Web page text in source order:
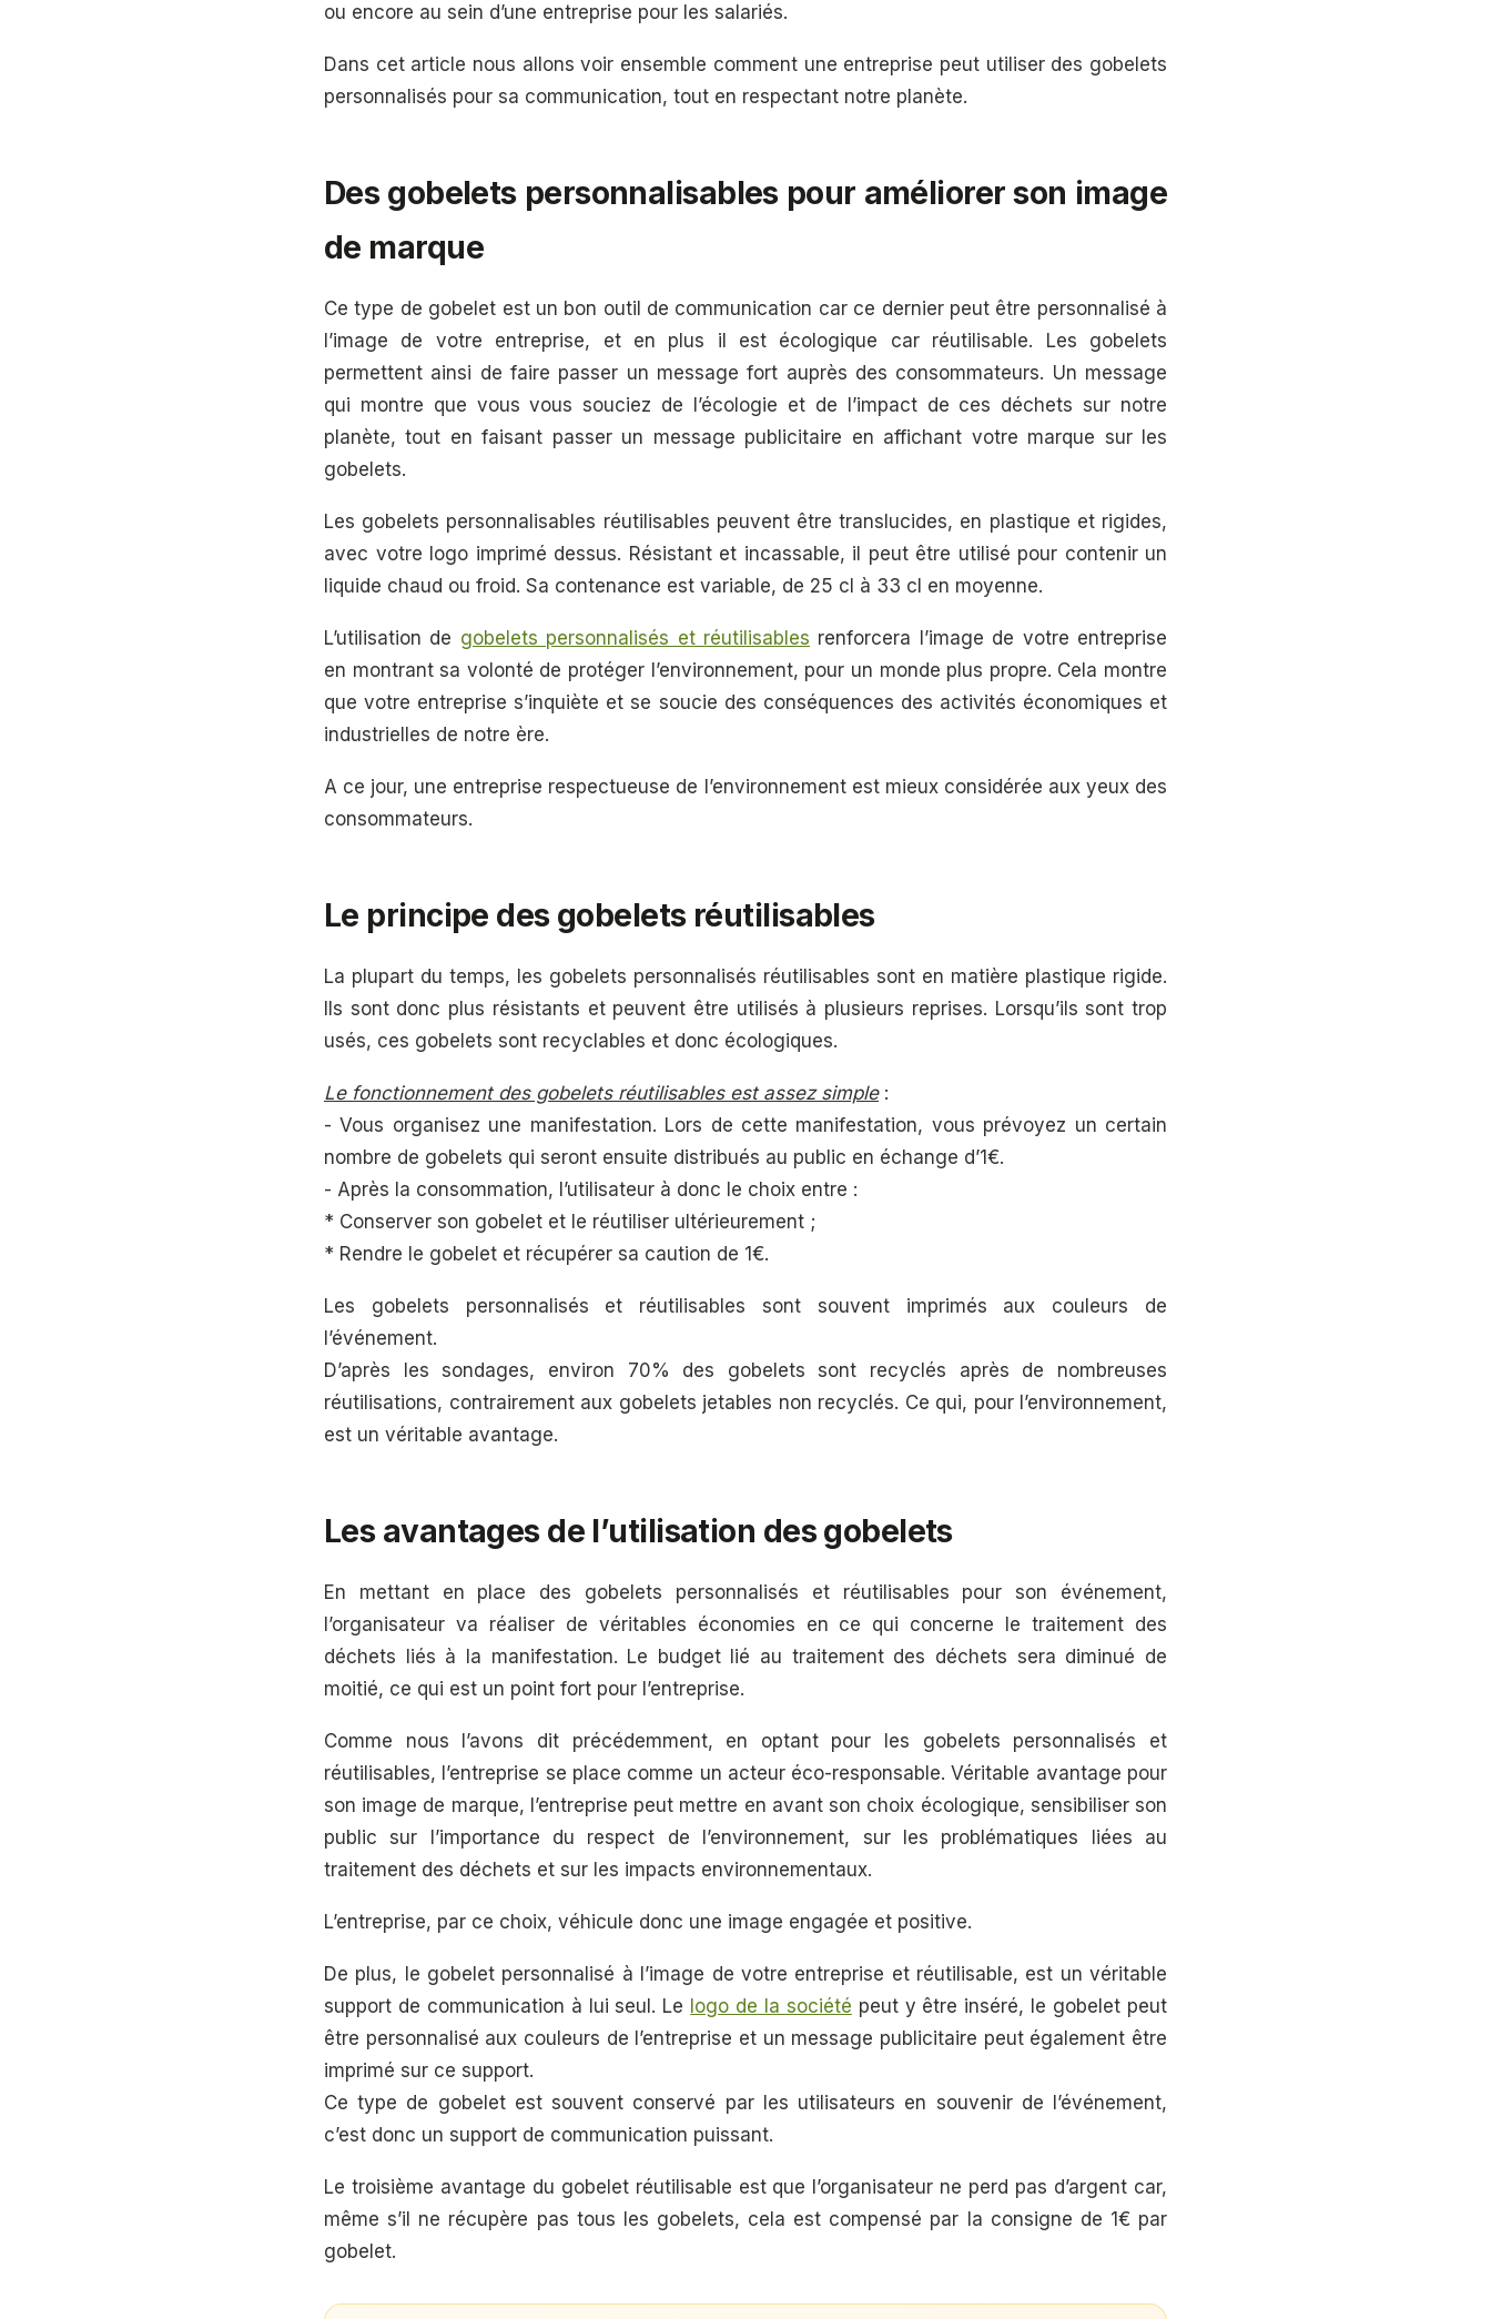
ou encore au sein d’une entreprise pour les salariés.
Dans cet article nous allons voir ensemble comment une entreprise peut utiliser des gobelets
personnalisés pour sa communication, tout en respectant notre planète.
Des gobelets personnalisables pour améliorer son image
de marque
Ce type de gobelet est un bon outil de communication car ce dernier peut être personnalisé à
l’image de votre entreprise, et en plus il est écologique car réutilisable. Les gobelets
permettent ainsi de faire passer un message fort auprès des consommateurs. Un message
qui montre que vous vous souciez de l’écologie et de l’impact de ces déchets sur notre
planète, tout en faisant passer un message publicitaire en affichant votre marque sur les
gobelets.
Les gobelets personnalisables réutilisables peuvent être translucides, en plastique et rigides,
avec votre logo imprimé dessus. Résistant et incassable, il peut être utilisé pour contenir un
liquide chaud ou froid. Sa contenance est variable, de 25 cl à 33 cl en moyenne.
L’utilisation de gobelets personnalisés et réutilisables renforcera l’image de votre entreprise
en montrant sa volonté de protéger l’environnement, pour un monde plus propre. Cela montre
que votre entreprise s’inquiète et se soucie des conséquences des activités économiques et
industrielles de notre ère.
A ce jour, une entreprise respectueuse de l’environnement est mieux considérée aux yeux des
consommateurs.
Le principe des gobelets réutilisables
La plupart du temps, les gobelets personnalisés réutilisables sont en matière plastique rigide.
Ils sont donc plus résistants et peuvent être utilisés à plusieurs reprises. Lorsqu’ils sont trop
usés, ces gobelets sont recyclables et donc écologiques.
Le fonctionnement des gobelets réutilisables est assez simple:
- Vous organisez une manifestation. Lors de cette manifestation, vous prévoyez un certain
nombre de gobelets qui seront ensuite distribués au public en échange d’1€.
- Après la consommation, l’utilisateur à donc le choix entre :
* Conserver son gobelet et le réutiliser ultérieurement ;
* Rendre le gobelet et récupérer sa caution de 1€.
Les gobelets personnalisés et réutilisables sont souvent imprimés aux couleurs de
l’événement.
D’après les sondages, environ 70% des gobelets sont recyclés après de nombreuses
réutilisations, contrairement aux gobelets jetables non recyclés. Ce qui, pour l’environnement,
est un véritable avantage.
Les avantages de l’utilisation des gobelets
En mettant en place des gobelets personnalisés et réutilisables pour son événement,
l’organisateur va réaliser de véritables économies en ce qui concerne le traitement des
déchets liés à la manifestation. Le budget lié au traitement des déchets sera diminué de
moitié, ce qui est un point fort pour l’entreprise.
Comme nous l’avons dit précédemment, en optant pour les gobelets personnalisés et
réutilisables, l’entreprise se place comme un acteur éco-responsable. Véritable avantage pour
son image de marque, l’entreprise peut mettre en avant son choix écologique, sensibiliser son
public sur l’importance du respect de l’environnement, sur les problématiques liées au
traitement des déchets et sur les impacts environnementaux.
L’entreprise, par ce choix, véhicule donc une image engagée et positive.
De plus, le gobelet personnalisé à l’image de votre entreprise et réutilisable, est un véritable
support de communication à lui seul. Le logo de la société peut y être inséré, le gobelet peut
être personnalisé aux couleurs de l’entreprise et un message publicitaire peut également être
imprimé sur ce support.
Ce type de gobelet est souvent conservé par les utilisateurs en souvenir de l’événement,
c’est donc un support de communication puissant.
Le troisième avantage du gobelet réutilisable est que l’organisateur ne perd pas d’argent car,
même s’il ne récupère pas tous les gobelets, cela est compensé par la consigne de 1€ par
gobelet.